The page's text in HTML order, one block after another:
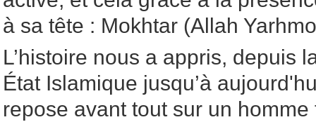
à sa tête : Mokhtar (Allah
L’histoire nous a appris, depuis
État Islamique jusqu’à
repose avant tout sur un